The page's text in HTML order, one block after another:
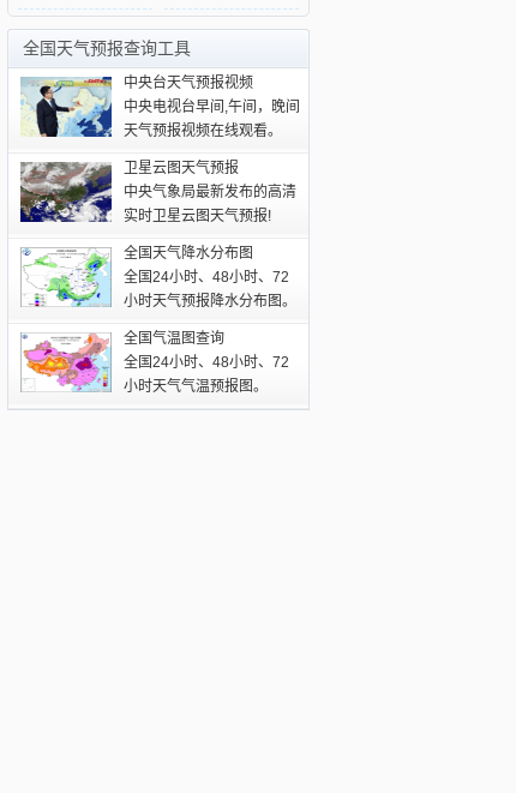
全国天气预报查询工具
中央台天气预报视频
中央电视台早间,午间，晚间
天气预报视频在线观看。
卫星云图天气预报
中央气象局最新发布的高清
实时卫星云图天气预报!
全国天气降水分布图
全国24小时、48小时、72
小时天气预报降水分布图。
全国气温图查询
全国24小时、48小时、72
小时天气气温预报图。